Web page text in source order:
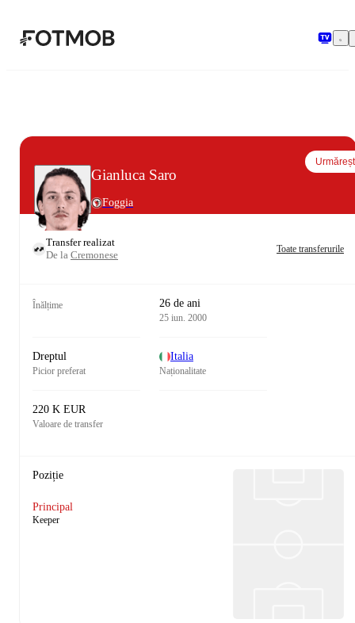
Gianluca Saro
Foggia
Transfer realizat
De la Cremonese
Toate transferurile
Înălțime 26 de ani
25 iun. 2000
Dreptul
Picior preferat
Italia
Naționalitate
220 K EUR
Valoare de transfer
Poziție
Principal
Keeper